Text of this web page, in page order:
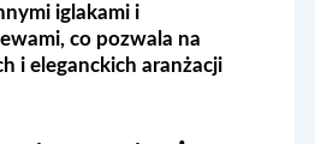
iglakami i
co pozwala na
i eleganckich aranżacji